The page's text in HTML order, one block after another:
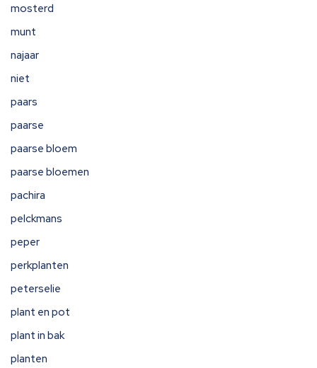
mosterd
munt
najaar
niet
paars
paarse
paarse bloem
paarse bloemen
pachira
pelckmans
peper
perkplanten
peterselie
plant en pot
plant in bak
planten